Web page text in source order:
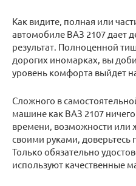
Как видите, полная или
автомобиле ВАЗ 2107 дает
результат. Полноценной
дорогих иномарках, вы
уровень комфорта выйдет
Сложного в
машине как ВАЗ 2107 ничего
времени, возможности или
своими руками,
Только обязательно
используют качественные